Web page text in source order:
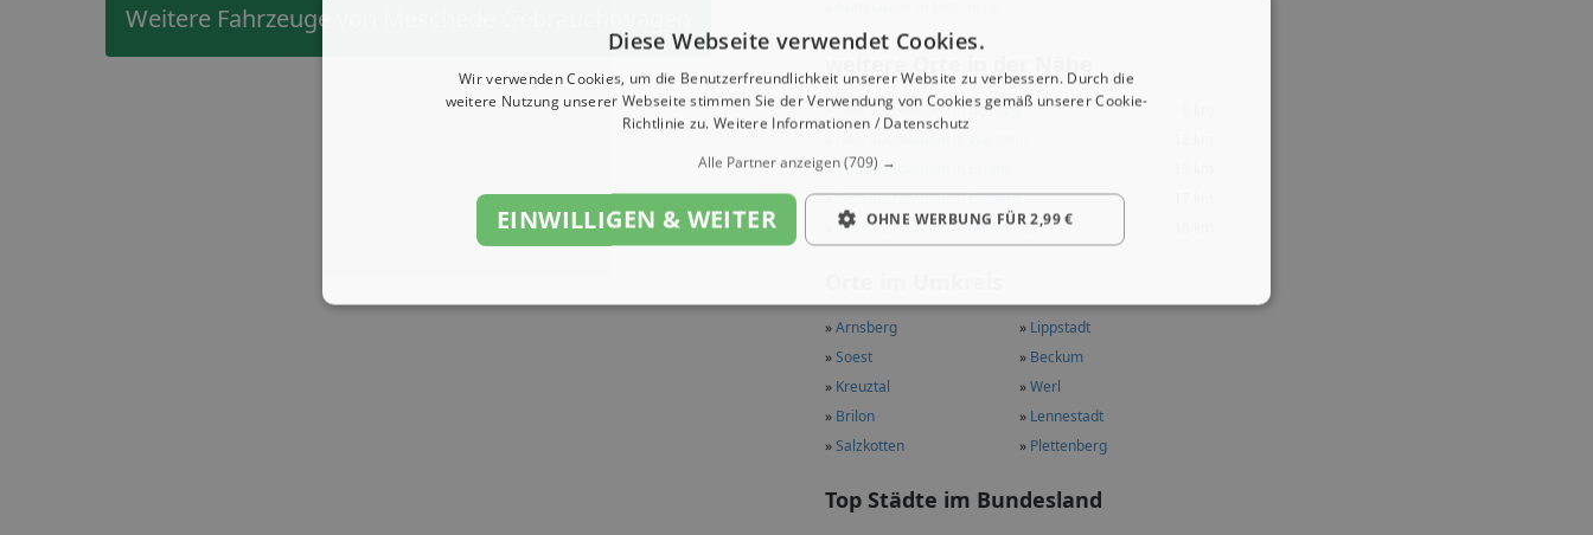
»Gebrauchtwagen in Bestwig
»Gebrauchtwagen in Eslohe
»Gebrauchtwagen in Olsberg
Gebrauchtwagen in Möhnesee
»Arnsberg » Lippstadt
»Soest » Beckum
» Kreuztal »Werl
» Brilon » Lennestadt
»Salzkotten » Plettenberg
Top Städte im Bundesland
Weitere Fahrzeuge von Meschede Gebrauchtwagen
Diese Webseite verwendet Cookies.
Wir verwenden Cookies, um die Benutzerfreundlichkeit unserer Website zu verbessern. Durch die
weitere Nutzung unserer Webseite stimmen Sie der Verwendung von Cookies gemäß unserer Cookie-
Richtlinie zu. Weitere Informationen / Datenschutz
Alle Partner anzeigen(709) →
EINWILLIGEN & WEITER OHNE WERBUNG FÜR 2,99 €